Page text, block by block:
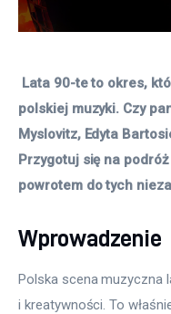
polskiej muzyki. Czy
Myslovitz, Edyta
Przygotuj się na
powrotem do tych
Wprowadzenie
Polska scena muzyczna
i kreatywności. To